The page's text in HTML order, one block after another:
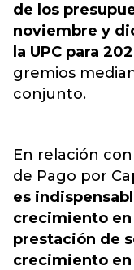
de los
noviembre y
la UPC para
gremios
conjunto.
En relación
de Pago por
es
crecimiento en
prestación de
crecimiento en